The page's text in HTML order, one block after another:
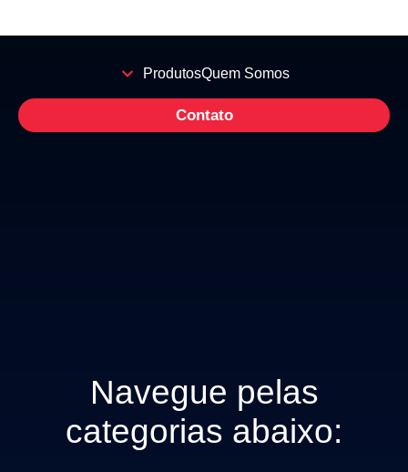
ProdutosQuem Somos
Contato
Navegue pelas
categorias abaixo: